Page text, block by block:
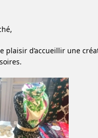
plaisir d’accueillir une